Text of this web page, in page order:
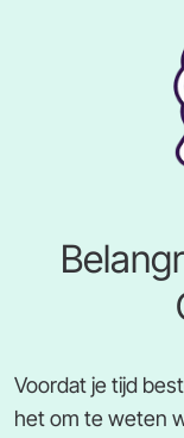
Voordat je tijd
het om te weten